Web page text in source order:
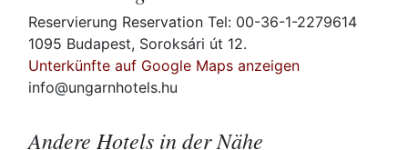
Reservierung Reservation Tel: 00-36-1-2279614
1095 Budapest, Soroksári út 12.
Unterkünfte auf Google Maps anzeigen
info@ungarnhotels.hu
Andere Hotels in der Nähe